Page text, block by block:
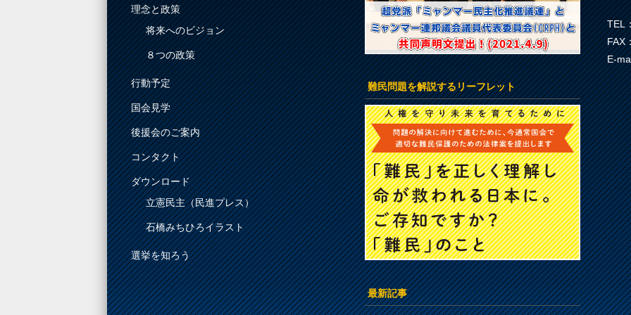
理念と政策
将来へのビジョン
８つの政策
行動予定
国会見学
後援会のご案内
コンタクト
ダウンロード
立憲民主（民進プレス）
石橋みちひろイラスト
選挙を知ろう
難民問題を解説するリーフレット
最新記事
TEL
FAX
E-